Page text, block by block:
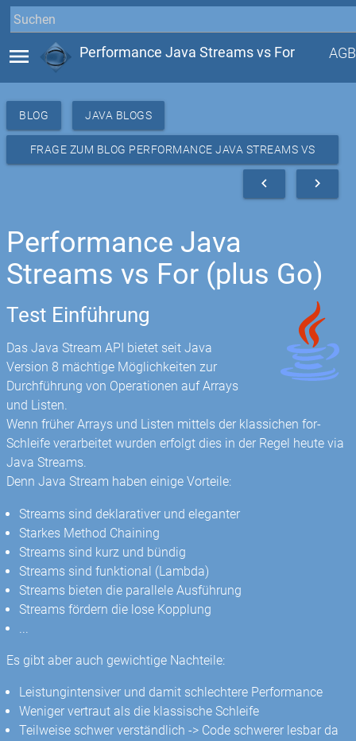
menu Performance Java Streams vs For AGB
BLOG JAVA BLOGS
FRAGE ZUM BLOG PERFORMANCE JAVA STREAMS VS
navigate_next
navigate_before
Performance Java
Streams vs For (plus Go)
Test Einführung
Das Java Stream API bietet seit Java
Version 8 mächtige Möglichkeiten zur
Durchführung von Operationen auf Arrays
und Listen.
Wenn früher Arrays und Listen mittels der klassichen for-
Schleife verarbeitet wurden erfolgt dies in der Regel heute via
Java Streams.
Denn Java Stream haben einige Vorteile:
Streams sind deklarativer und eleganter
Starkes Method Chaining
Streams sind kurz und bündig
Streams sind funktional (Lambda)
Streams bieten die parallele Ausführung
Streams fördern die lose Kopplung
Es gibt aber auch gewichtige Nachteile:
Leistungintensiver und damit schlechtere Performance
Weniger vertraut als die klassische Schleife
Teilweise schwer verständlich -> Code schwerer lesbar da